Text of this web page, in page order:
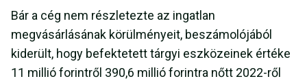
Bár a cég nem részletezte az ingatlan
megvásárlásának körülményeit, beszámolójából
kiderült, hogy befektetett tárgyi eszközeinek értéke
11 millió forintről 390,6 millió forintra nőtt 2022-ről